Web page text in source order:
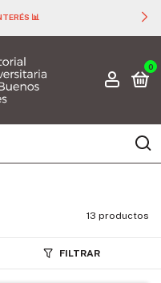
📊
0
13 productos
FILTRAR